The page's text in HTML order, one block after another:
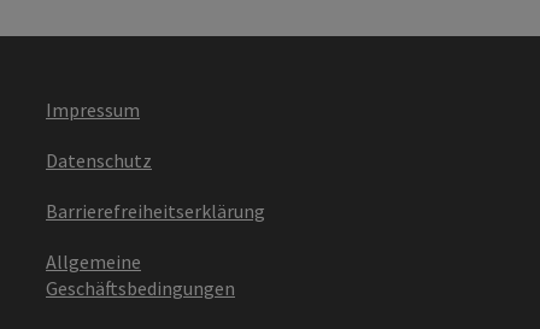
Impressum
Datenschutz
Barrierefreiheitserklärung
Allgemeine
Geschäftsbedingungen